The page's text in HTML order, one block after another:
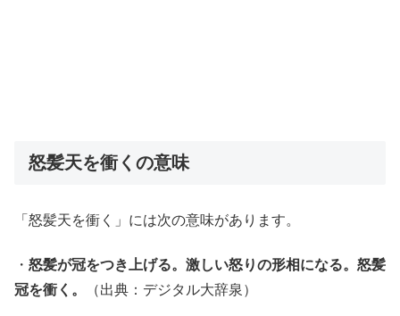
怒髪天を衝くの意味
「怒髪天を衝く」には次の意味があります。
・ 怒髪が冠をつき上げる。激しい怒りの形相になる。怒髪
冠を衝く。
（出典：デジタル大辞泉）